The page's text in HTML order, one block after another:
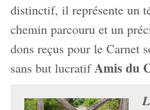
distinctif, il représente un
chemin parcouru et un
dons reçus pour le Carnet
sans but lucratifAmis du